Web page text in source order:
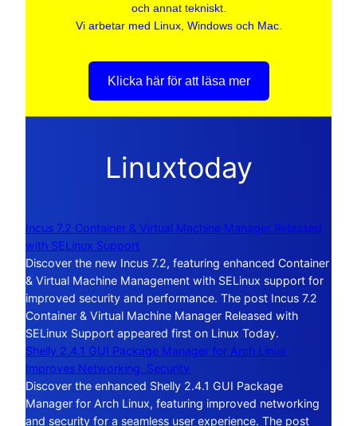
och annat tekniskt.
Vi arbetar med Linux, Windows och Mac.
Klicka här för att läsa mer
Linuxtoday
Incus 7.2 Container & Virtual Machine Manager Released
with SELinux Support
Discover the new Incus 7.2, featuring enhanced Container
& Virtual Machine Management with SELinux support for
improved security and performance. The post Incus 7.2
Container & Virtual Machine Manager Released with
SELinux Support appeared first on Linux Today.
Shelly 2.4.1 GUI Package Manager for Arch Linux
Improves Networking, Security
Discover the enhanced Shelly 2.4.1 GUI Package
Manager for Arch Linux, featuring improved networking
and security for a seamless user experience. The post